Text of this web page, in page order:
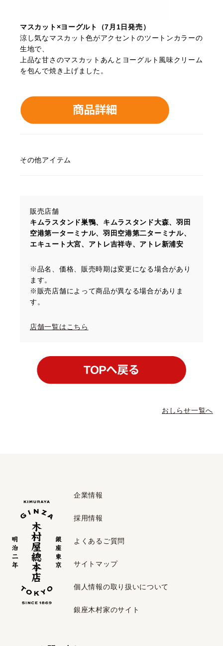
マスカット×ヨーグルト（7月1日発売）
涼し気なマスカット色がアクセントのツートンカラーの
生地で、
上品な甘さのマスカットあんとヨーグルト風味クリーム
を包んで焼き上げました。
その他アイテム
販売店舗
キムラスタンド巣鴨、キムラスタンド大森、羽田
空港第一ターミナル、羽田空港第二ターミナル、
エキュート大宮、アトレ吉祥寺、アトレ新浦安
※品名、価格、販売時期は変更になる場合があり
ます。
※販売店舗によって商品が異なる場合がありま
す。
店舗一覧はこちら
おしらせ一覧へ
企業情報
採用情報
よくあるご質問
サイトマップ
個人情報の取り扱いについて
銀座木村家のサイト